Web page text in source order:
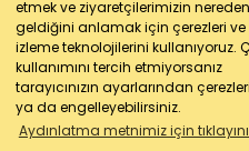
etmek ve ziyaretçilerimizin nereden
geldiğini anlamak için çerezleri ve
izleme teknolojilerini kullanıyoruz.
kullanımını tercih etmiyorsanız
tarayıcınızın ayarlarından
ya da engelleyebilirsiniz.
Aydınlatma metnimiz için
HESABIM
© e-makarna.com Tüm Hakları
sertifikası ile korunmaktadır. Pasfil